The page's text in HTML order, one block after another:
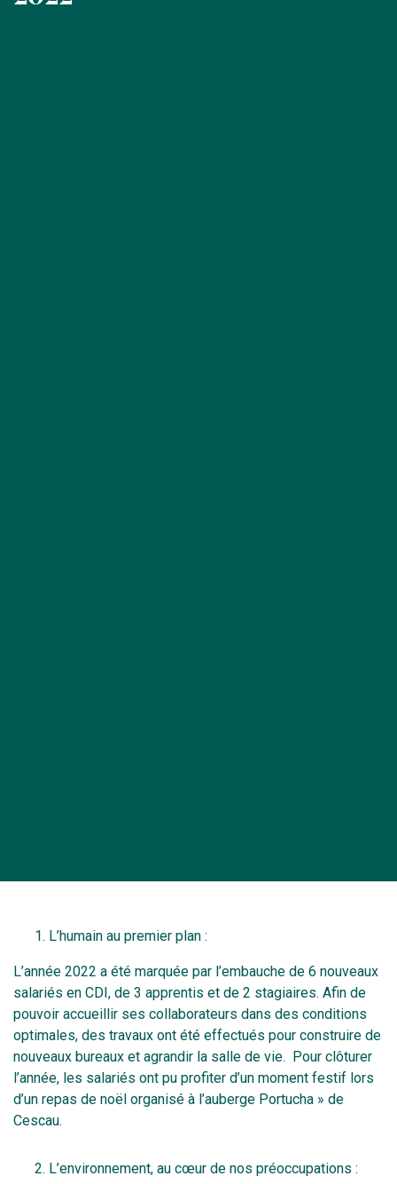
L’humain au premier plan :
L’année 2022 a été marquée par l’embauche de 6 nouveaux
salariés en CDI, de 3 apprentis et de 2 stagiaires. Afin de
pouvoir accueillir ses collaborateurs dans des conditions
optimales, des travaux ont été effectués pour construire de
nouveaux bureaux et agrandir la salle de vie. Pour clôturer
l’année, les salariés ont pu profiter d’un moment festif lors
d’un repas de noël organisé à l’auberge Portucha » de
Cescau.
L’environnement, au cœur de nos préoccupations :